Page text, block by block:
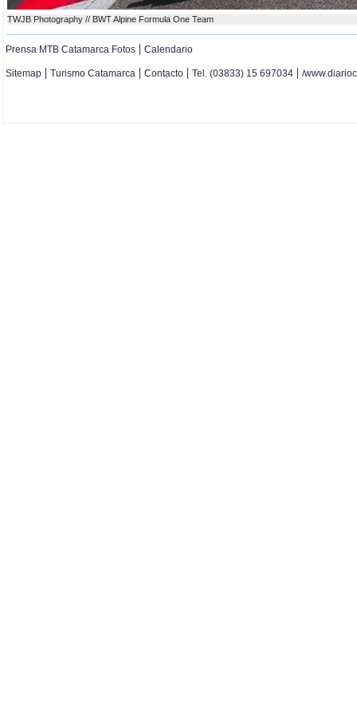
TWJB Photography // BWT Alpine Formula One Team
Prensa MTB Catamarca Fotos | Calendario
Sitemap | Turismo Catamarca | Contacto | Tel. (03833) 15 697034 | /